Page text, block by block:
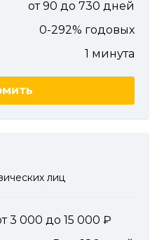
от 90 до 730 дней
0-292% годовых
1 минута
лиц
3 000 до 15 000